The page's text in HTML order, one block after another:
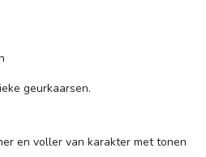
geurkaarsen.
en voller van karakter met tonen